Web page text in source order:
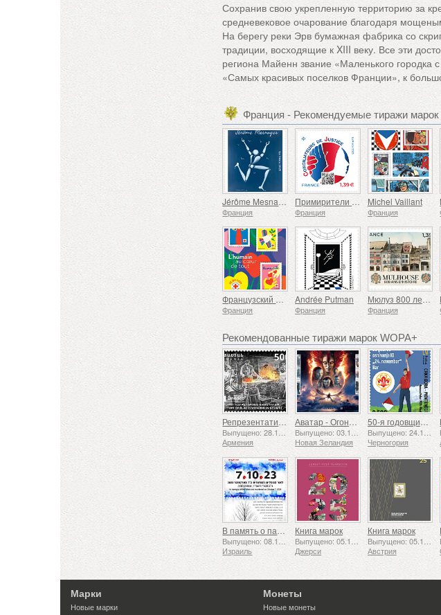
Сохранив свою укрепленную территорию за
средневековое очарование благодаря
На берегу реки Эрв бумажная фабрика со
традиции, восходящие к XIII веку. Все эти
региона Майенн звание «Маленького городка
«Самых красивых поселков Франции», к
Франция - Рекомендуемые тиражи марок
Jérôme Mesnager
Франция
Примирители правосудия
Франция
Michel Vaillant
Франция
Французский Красный Крест — Люди в центре всего
Франция
Andrée Putman
Франция
Мюлуз 800 лет истории
Франция
Рекомендованные тиражи марок WOPA+
Репрезентативный список нематериального культурного наследия человечества ЮНЕСКО — Традиция кузнечного дела в Гюмри
Армения
Аватар - Огонь и пепел
Выпущено: 03.12.2025
Новая Зеландия
50-я годовщина основания Ассоциации скаутов «24 ноября»
Черногория
В память о павших и убиенных 7 октября 2023 года
Израиль
Книга марок
Выпущено: 05.12.2025
Джерси
Книга марок
Австрия
Марки
Новые марки
Монеты
Новые монеты